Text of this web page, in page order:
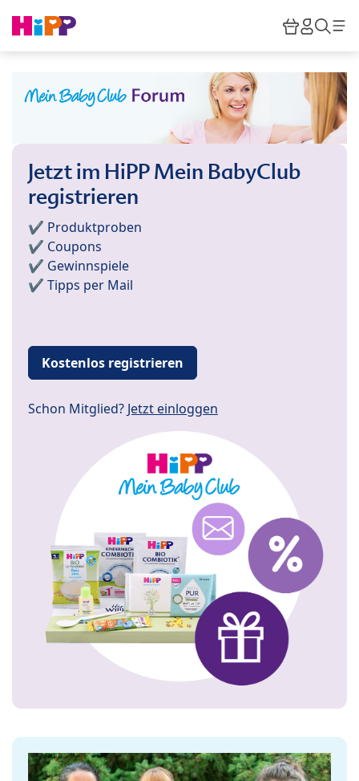
HiPP
Jetzt im HiPP Mein BabyClub
registrieren
✔️ Produktproben
✔️ Coupons
✔️ Gewinnspiele
✔️ Tipps per Mail
Kostenlos registrieren
Schon Mitglied? Jetzt einloggen